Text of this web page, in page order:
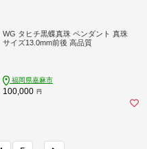
WG タヒチ黒蝶真珠 ペンダント 真珠
サイズ13.0mm前後 高品質
福岡県嘉麻市
100,000 円